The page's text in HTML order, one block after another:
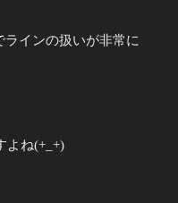
インの扱いが非常に
よね(+_+)